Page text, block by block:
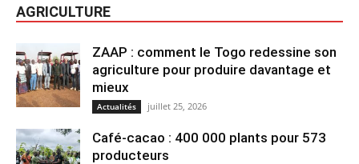
AGRICULTURE
ZAAP : comment le Togo redessine son
agriculture pour produire davantage et
mieux
Actualités juillet 25, 2026
Café-cacao : 400 000 plants pour 573
producteurs